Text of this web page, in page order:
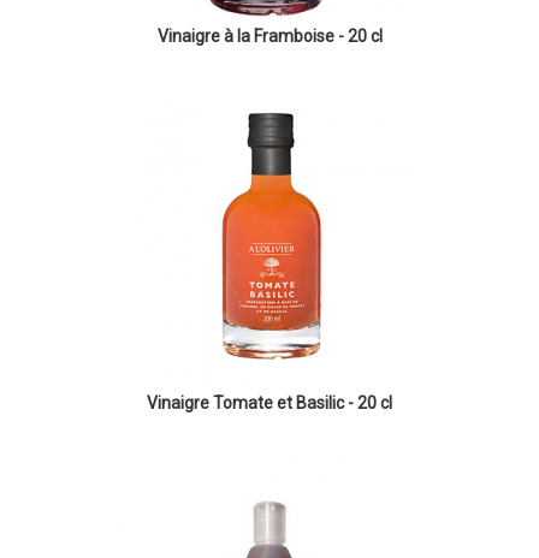
Vinaigre à la Framboise - 20 cl
Vinaigre Tomate et Basilic - 20 cl